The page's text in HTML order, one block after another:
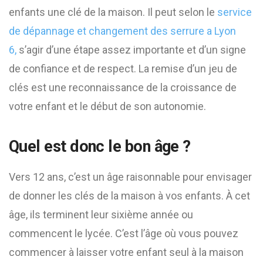
enfants une clé de la maison. Il peut selon le service
de dépannage et changement des serrure a Lyon
6, s’agir d’une étape assez importante et d’un signe
de confiance et de respect. La remise d’un jeu de
clés est une reconnaissance de la croissance de
votre enfant et le début de son autonomie.
Quel est donc le bon âge ?
Vers 12 ans, c’est un âge raisonnable pour envisager
de donner les clés de la maison à vos enfants. À cet
âge, ils terminent leur sixième année ou
commencent le lycée. C’est l’âge où vous pouvez
commencer à laisser votre enfant seul à la maison